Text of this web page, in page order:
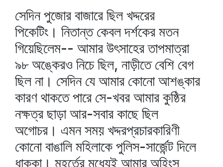
সেদিন পুজোর বাজারে ছিল খদ্দরের
পিকেটিং। নিতান্ত কেবল দর্শকের মতন
গিয়েছিলেম-- আমার উৎসাহের তাপমাত্রা
৯৮ অঙ্কেরও নিচে ছিল, নাড়ীতে বেশি বেগ
ছিল না। সেদিন যে আমার কোনো আশঙ্কার
কারণ থাকতে পারে সে-খবর আমার কুষ্ঠির
নক্ষত্র ছাড়া আর-সবার কাছে ছিল
অগোচর। এমন সময় খদ্দরপ্রচারকারিণী
কোনো বাঙালি মহিলাকে পুলিস-সার্জেন্ট দিলে
ধাক্কা। মুহূর্তের মধ্যেই আমার অহিংস